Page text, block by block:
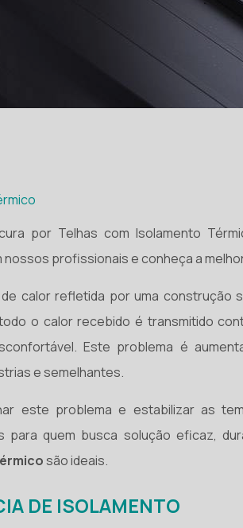
por Telhas com Isolamento
profissionais e conheça a
calor refletida por uma construção
o calor recebido é transmitido
Este problema é
e semelhantes.
este problema e estabilizar as
para quem busca solução eficaz,
são ideais.
DE ISOLAMENTO